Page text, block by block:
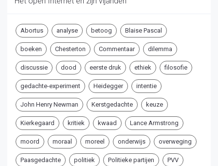
Abortus analyse betoog Blaise Pascal
boeken Chesterton Commentaar dilemma
discussie dood eerste druk ethiek filosofie
gedachte-experiment Heidegger intentie
John Henry Newman Kerstgedachte keuze
Kierkegaard kritiek kwaad Lance Armstrong
moord moraal moreel onderwijs overweging
Paasgedachte politiek Politieke partijen PVV